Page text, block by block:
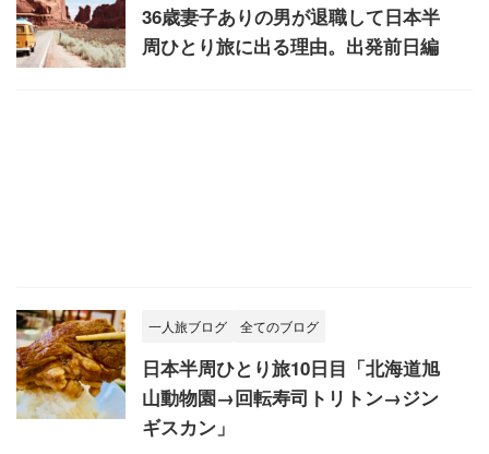
36歳妻子ありの男が退職して日本半
周ひとり旅に出る理由。出発前日編
一人旅ブログ 全てのブログ
日本半周ひとり旅10日目「北海道旭
山動物園→回転寿司トリトン→ジン
ギスカン」